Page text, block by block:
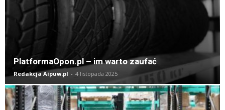
PlatformaOpon.pl – im warto zaufać
Redakcja Aipuw.pl - 4 listopada 2025